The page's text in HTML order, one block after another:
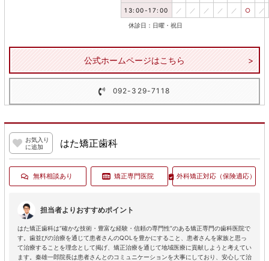
13:00-17:00 ／ ／ ／ ／ ／ ○ ／
休診日：日曜・祝日
公式ホームページはこちら
092-329-7118
お気入り
に追加
はた矯正歯科
無料相談あり 矯正専門医院 外科矯正対応 （保険適応）
担当者よりおすすめポイント
はた矯正歯科は“確かな技術・豊富な経験・信頼の専門性”のある矯正専門の歯科医院で
す。歯並びの治療を通じて患者さんのQOLを豊かにすること、患者さんを家族と思っ
て治療することを理念として掲げ、矯正治療を通じて地域医療に貢献しようと考えてい
ます。秦雄一郎院長は患者さんとのコミュニケーションを大事にしており、安心して治